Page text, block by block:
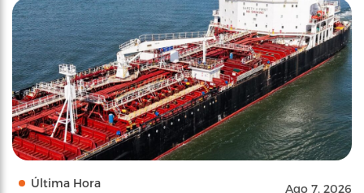
Última Hora Ago 7, 2026